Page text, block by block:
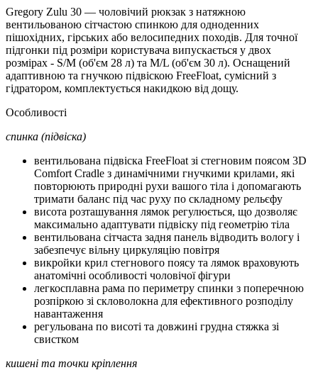
Gregory Zulu 30 — чоловічий рюкзак з натяжною
вентильованою сітчастою спинкою для одноденних
пішохідних, гірських або велосипедних походів. Для точної
підгонки під розміри користувача випускається у двох
розмірах - S/M (об'єм 28 л) та M/L (об'єм 30 л). Оснащений
адаптивною та гнучкою підвіскою FreeFloat, сумісний з
гідратором, комплектується накидкою від дощу.
Особливості
спинка (підвіска)
вентильована підвіска FreeFloat зі стегновим поясом 3D
Comfort Cradle з динамічними гнучкими крилами, які
повторюють природні рухи вашого тіла і допомагають
тримати баланс під час руху по складному рельєфу
висота розташування лямок регулюється, що дозволяє
максимально адаптувати підвіску під геометрію тіла
вентильована сітчаста задня панель відводить вологу і
забезпечує вільну циркуляцію повітря
викройки крил стегнового поясу та лямок враховують
анатомічні особливості чоловічої фігури
легкосплавна рама по периметру спинки з поперечною
розпіркою зі скловолокна для ефективного розподілу
навантаження
регульована по висоті та довжині грудна стяжка зі
свистком
кишені та точки кріплення